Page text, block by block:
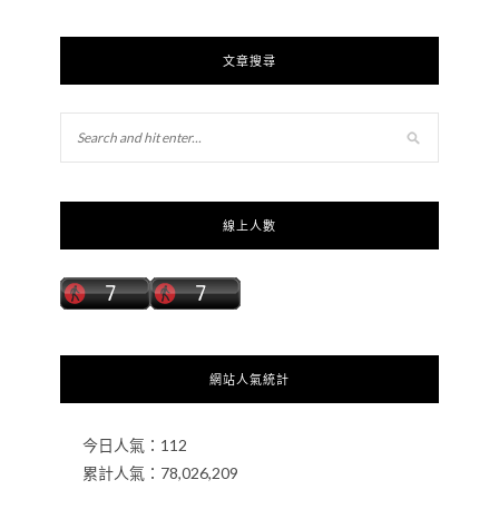
文章搜尋
線上人數
網站人氣統計
今日人氣： 112
累計人氣： 78,026,209